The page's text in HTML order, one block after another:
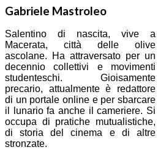
Gabriele Mastroleo
Salentino di nascita, vive a
Macerata, città delle olive
ascolane. Ha attraversato per un
decennio collettivi e movimenti
studenteschi. Gioisamente
precario, attualmente è redattore
di un portale online e per sbarcare
il lunario fa anche il cameriere. Si
occupa di pratiche mutualistiche,
di storia del cinema e di altre
stronzate.